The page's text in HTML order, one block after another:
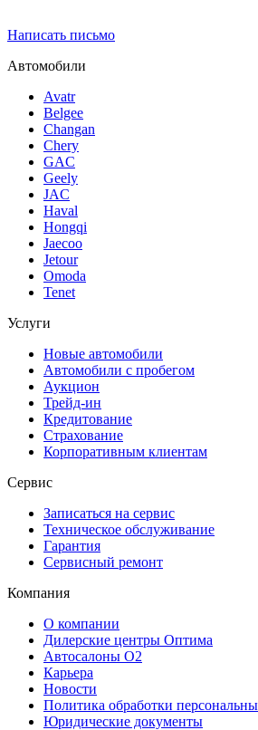
Написать письмо
Автомобили
Avatr
Belgee
Changan
Chery
GAC
Geely
JAC
Haval
Hongqi
Jaecoo
Jetour
Omoda
Tenet
Услуги
Новые автомобили
Автомобили с пробегом
Аукцион
Трейд-ин
Кредитование
Страхование
Корпоративным клиентам
Сервис
Записаться на сервис
Техническое обслуживание
Гарантия
Сервисный ремонт
Компания
О компании
Дилерские центры Оптима
Автосалоны О2
Карьера
Новости
Политика обработки
Юридические документы